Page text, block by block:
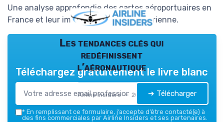
Une analyse approfondie des cartes aéroportuaires en
France et leur impact sur l'industrie aérienne.
Les tendances clés qui
redéfinissent
l’aéronautique
Airline Insiders — 2026
Téléchargez gratuitement le livre blanc
➔ Télécharger
* En remplissant ce formulaire, j’accepte d’être contacté(e) à
des fins commerciales par Airline Insiders et ses partenaires.